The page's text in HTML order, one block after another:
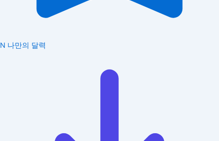
N 나만의 달력